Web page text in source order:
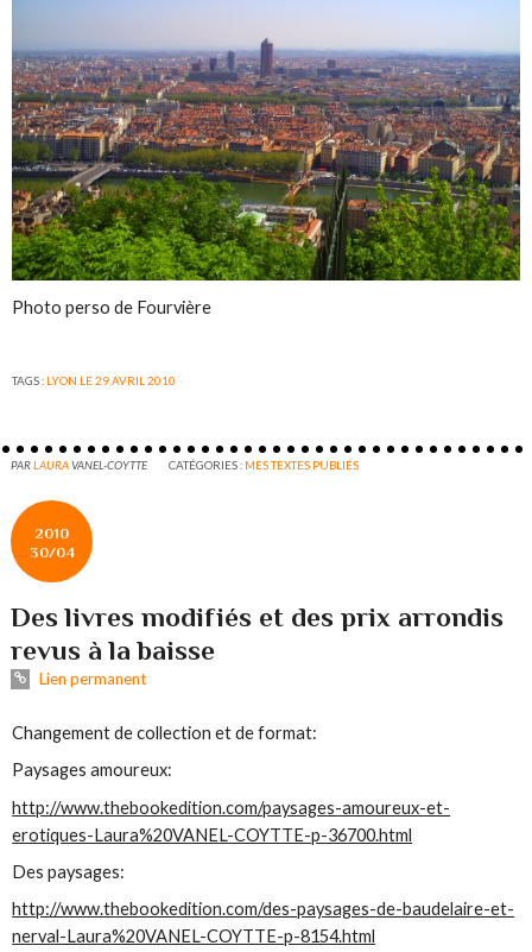
Photo perso de Fourvière
TAGS : LYON LE 29 AVRIL 2010
PARLAURAVANEL-COYTTE CATÉGORIES : MES TEXTES PUBLIÉS
2010
30/04
Des livres modifiés et des prix arrondis
revus à la baisse
Lien permanent
Changement de collection et de format:
Paysages amoureux:
http://www.thebookedition.com/paysages-amoureux-et-
erotiques-Laura%20VANEL-COYTTE-p-36700.html
Des paysages:
http://www.thebookedition.com/des-paysages-de-baudelaire-et-
nerval-Laura%20VANEL-COYTTE-p-8154.html